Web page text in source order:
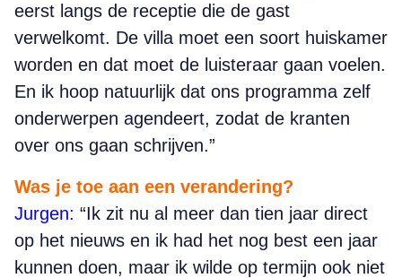
eerst langs de receptie die de gast
verwelkomt. De villa moet een soort huiskamer
worden en dat moet de luisteraar gaan voelen.
En ik hoop natuurlijk dat ons programma zelf
onderwerpen agendeert, zodat de kranten
over ons gaan schrijven.”
Was je toe aan een verandering?
Jurgen: “Ik zit nu al meer dan tien jaar direct
op het nieuws en ik had het nog best een jaar
kunnen doen, maar ik wilde op termijn ook niet